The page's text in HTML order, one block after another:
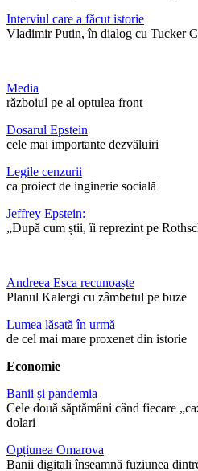
Interviul care a făcut istorie
Vladimir Putin, în dialog cu Tucker
Media
războiul pe al optulea front
Dosarul Epstein
cele mai importante dezvăluiri
Legile cenzurii
ca proiect de inginerie socială
Jeffrey Epstein:
„După cum știi, îi reprezint pe
Andreea Esca recunoaște
Planul Kalergi cu zâmbetul pe buze
Lumea lăsată în urmă
de cel mai mare proxenet din istorie
Economie
Banii și pandemia
Cele două săptămâni când fiecare
dolari
Opțiunea Omarova
Banii digitali înseamnă fuziunea